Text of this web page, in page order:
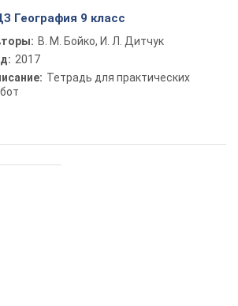
География 9 класс
В. М. Бойко, И. Л. Дитчук
2017
Тетрадь для практических